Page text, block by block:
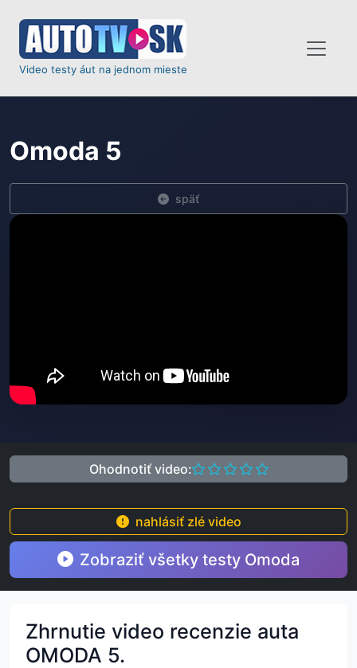
Video testy áut na jednom mieste
Omoda 5
späť
Ohodnotiť video:
nahlásiť zlé video
Zobraziť všetky testy Omoda
Zhrnutie video recenzie auta
OMODA 5.